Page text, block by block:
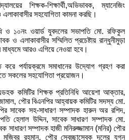
শিক্ষক-শিক্ষার্থী,অভিভাবক, ম্যানেজিং
সহযোগিতা কামনা করছি।
ও ১০নং ওয়ার্ড যুবদলের সভাপতি মো. রফিকুল
ও এলাকাবাসীর সম্মিলিত প্রচেষ্টায় রান্ধুনীমুড়া
মাধ্যমে আরও এগিয়ে নেওয়া হবে।
করে পর্যায়ক্রমে সমাধানের উদ্যোগ গ্রহণ করা
সকলের সহযোগিতা প্রয়োজন।
কমিটির শিক্ষক প্রতিনিধি আয়েশা আক্তার,
পৌর বিএনপির আহ্বায়ক কমিটির সদস্য মো.
সাবেক সহ-সাধারণ সম্পাদক হারুন অর রশিদ,
হেলাল উদ্দিন, সাবেক সাধারণ সম্পাদক মো.
সাধারণ সম্পাদক হাজী মনিরুজ্জামান (মনির) পৌর
রহমান, পৌর স্বেচ্ছাসেবক দলের যুগ্ন